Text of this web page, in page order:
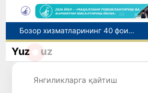
“Мен таниган Ўзбекистон!”
Адолат, холислик, ростлик ва ҳалоллик муҳитини яратишга қаратилган янги қонун тафсилоти
Yuz uz
Янгиликларга қайтиш